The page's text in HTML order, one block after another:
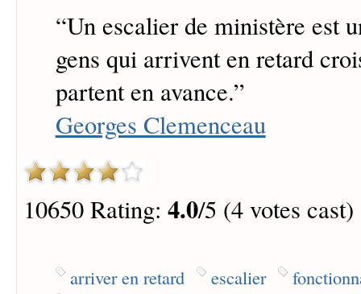
“Un escalier de ministère est
gens qui arrivent en retard
partent en avance.”
Georges Clemenceau
10650 Rating: 4.0/5 (4 votes cast)
arriver en retard escalier